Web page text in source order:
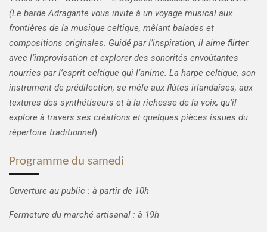
(Le barde Adragante vous invite à un voyage musical aux
frontières de la musique celtique, mêlant balades et
compositions originales. Guidé par l’inspiration, il aime flirter
avec l’improvisation et explorer des sonorités envoûtantes
nourries par l’esprit celtique qui l’anime. La harpe celtique, son
instrument de prédilection, se mêle aux flûtes irlandaises, aux
textures des synthétiseurs et à la richesse de la voix, qu’il
explore à travers ses créations et quelques pièces issues du
répertoire traditionnel)
Programme du samedi
Ouverture au public : à partir de 10h
Fermeture du marché artisanal : à 19h